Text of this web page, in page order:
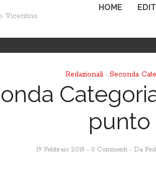
Vicentino
HOME
Redazionali • Seconda
punto
19 Febbraio 2018 0 Commenti Da